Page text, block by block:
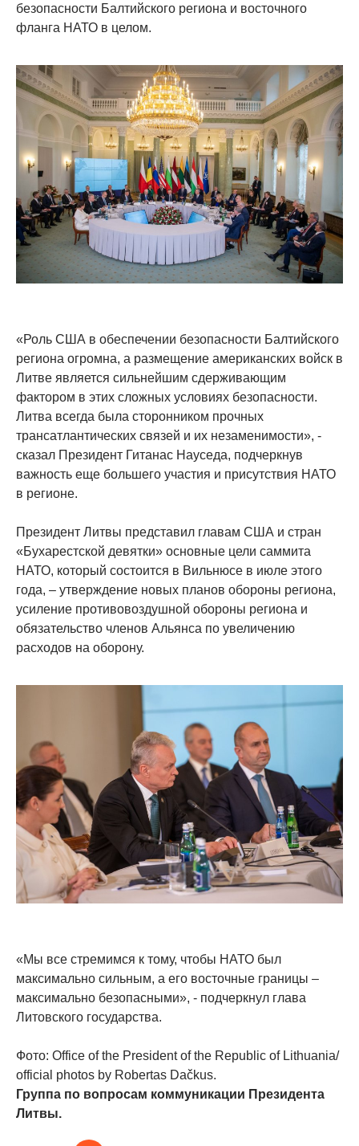
безопасности Балтийского региона и восточного
фланга НАТО в целом.
«Роль США в обеспечении безопасности Балтийского
региона огромна, а размещение американских войск в
Литве является сильнейшим сдерживающим
фактором в этих сложных условиях безопасности.
Литва всегда была сторонником прочных
трансатлантических связей и их незаменимости», -
сказал Президент Гитанас Науседа, подчеркнув
важность еще большего участия и присутствия НАТО
в регионе.
Президент Литвы представил главам США и стран
«Бухарестской девятки» основные цели саммита
НАТО, который состоится в Вильнюсе в июле этого
года, – утверждение новых планов обороны региона,
усиление противовоздушной обороны региона и
обязательство членов Альянса по увеличению
расходов на оборону.
«Мы все стремимся к тому, чтобы НАТО был
максимально сильным, а его восточные границы –
максимально безопасными», - подчеркнул глава
Литовского государства.
Фото: Office of the President of the Republic of Lithuania/
official photos by Robertas Dačkus.
Группа по вопросам коммуникации Президента
Литвы.